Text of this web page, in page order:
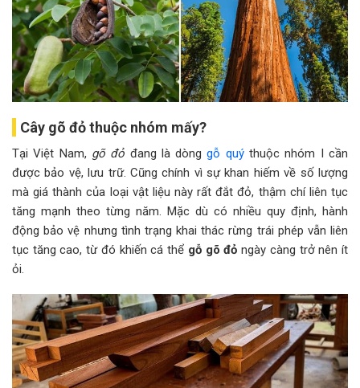
Cây gõ đỏ thuộc nhóm mấy?
Tại Việt Nam, gõ đỏ đang là dònggỗ quýthuộc nhóm I cần
được bảo vệ, lưu trữ. Cũng chính vì sự khan hiếm về số lượng
mà giá thành của loại vật liệu này rất đắt đỏ, thậm chí liên tục
tăng mạnh theo từng năm. Mặc dù có nhiều quy định, hành
động bảo vệ nhưng tình trạng khai thác rừng trái phép vẫn liên
tục tăng cao, từ đó khiến cá thể gỗ gõ đỏ ngày càng trở nên ít
ỏi.